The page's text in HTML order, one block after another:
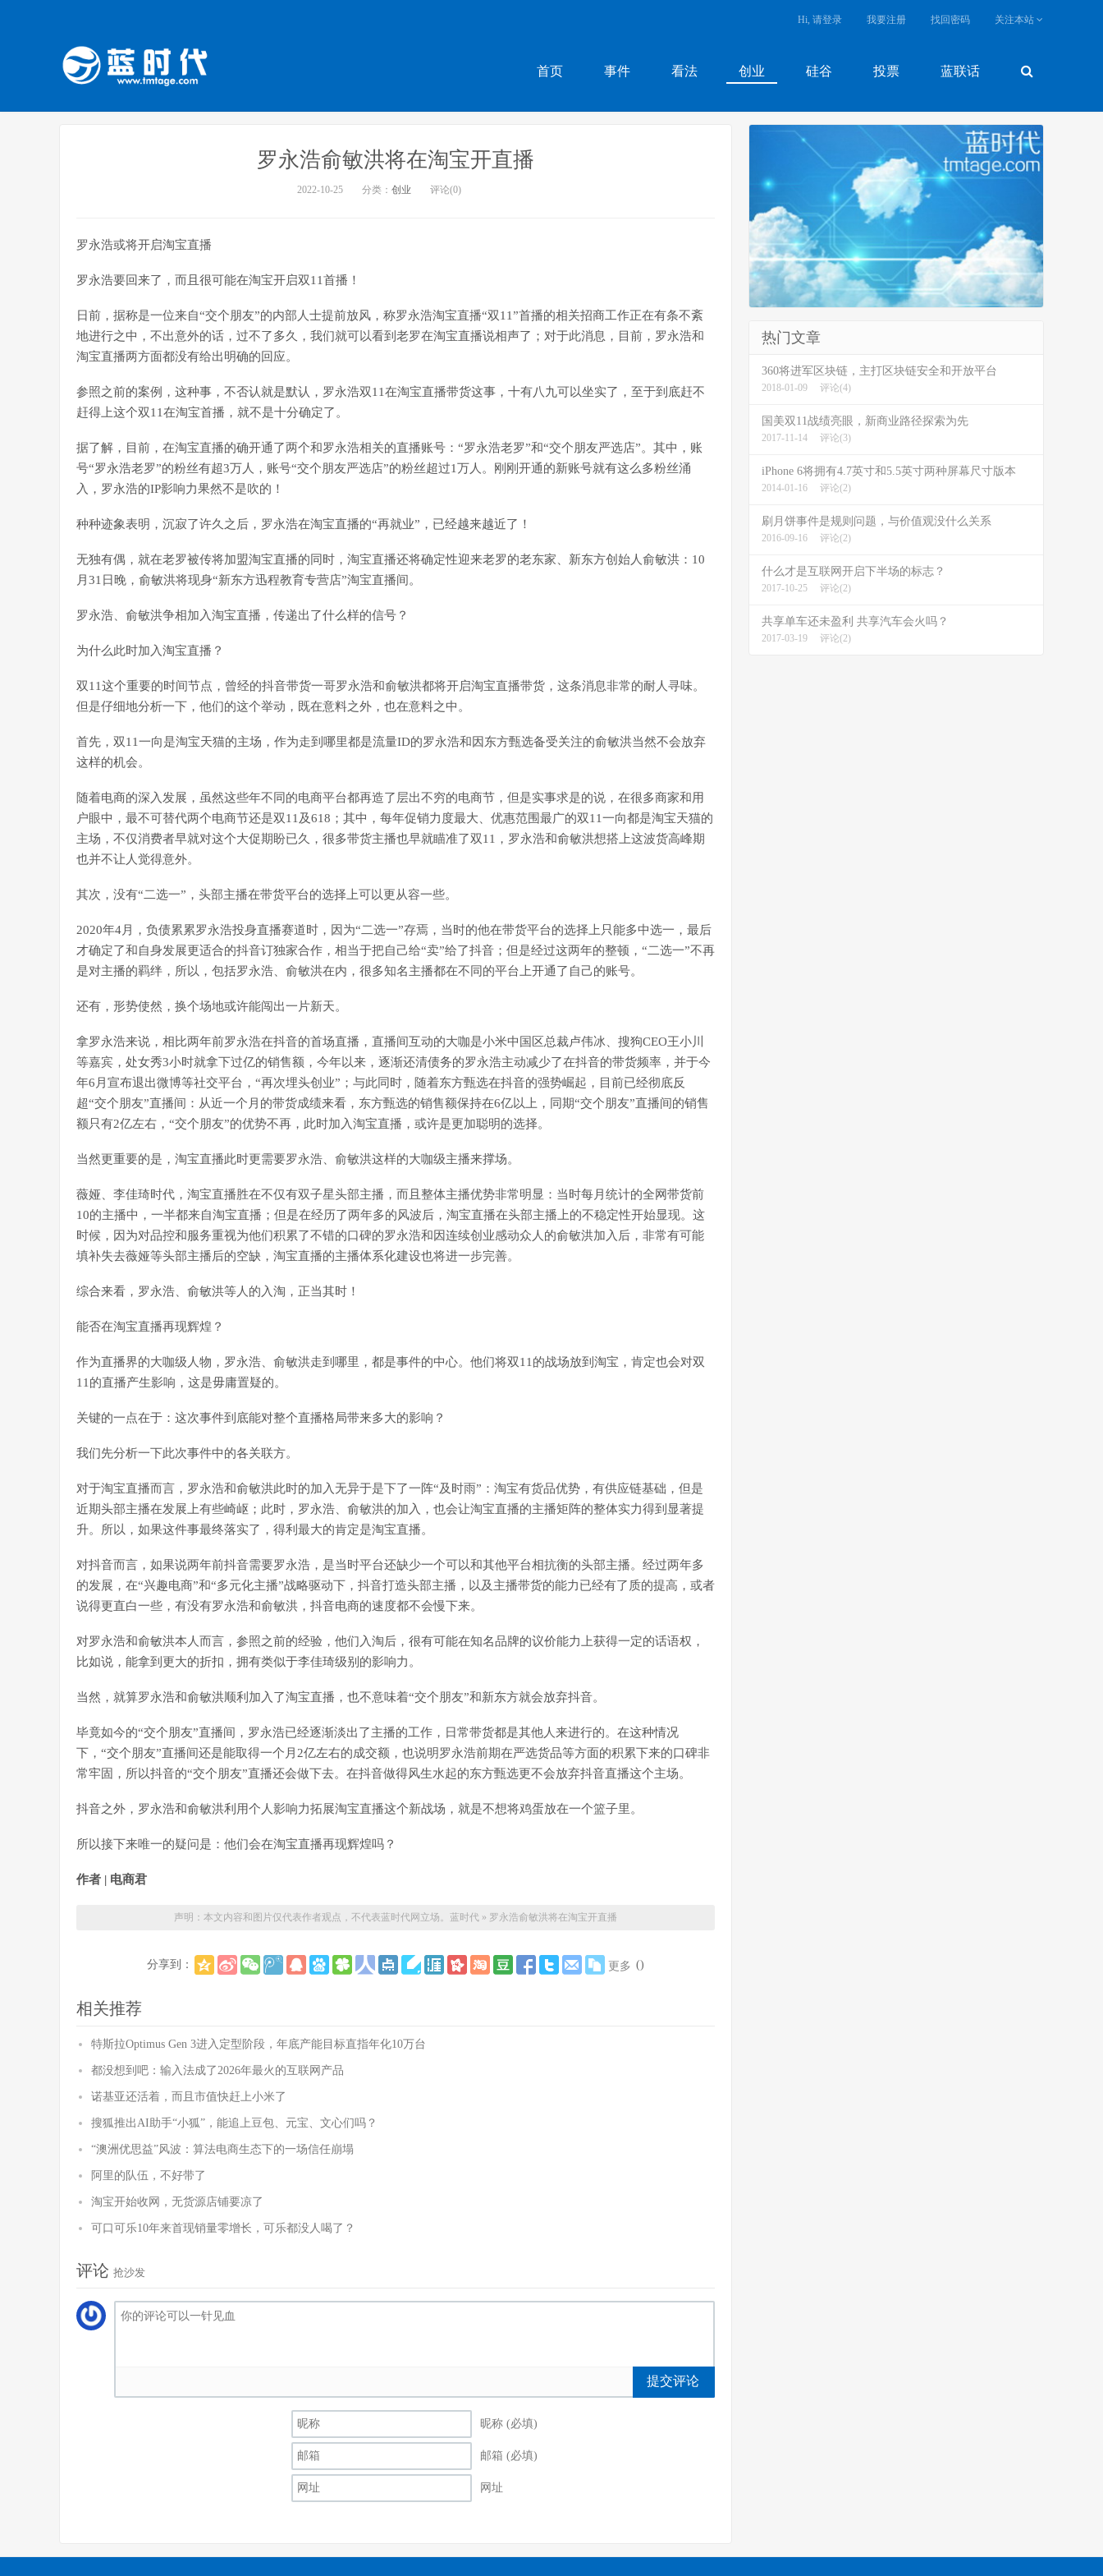
首页 事件 看法 创业 硅谷 投票 蓝联话
Hi, 请登录 我要注册 找回密码 关注本站
罗永浩俞敏洪将在淘宝开直播
2022-10-25 分类： 创业 评论(0)
罗永浩或将开启淘宝直播
罗永浩要回来了，而且很可能在淘宝开启双11首播！
日前，据称是一位来自“交个朋友”的内部人士提前放风，称罗永浩淘宝直播“双11”首播的相关招商工作正在有条不紊
地进行之中，不出意外的话，过不了多久，我们就可以看到老罗在淘宝直播说相声了；对于此消息，目前，罗永浩和
淘宝直播两方面都没有给出明确的回应。
参照之前的案例，这种事，不否认就是默认，罗永浩双11在淘宝直播带货这事，十有八九可以坐实了，至于到底赶不
赶得上这个双11在淘宝首播，就不是十分确定了。
据了解，目前，在淘宝直播的确开通了两个和罗永浩相关的直播账号：“罗永浩老罗”和“交个朋友严选店”。其中，账
号“罗永浩老罗”的粉丝有超3万人，账号“交个朋友严选店”的粉丝超过1万人。刚刚开通的新账号就有这么多粉丝涌
入，罗永浩的IP影响力果然不是吹的！
种种迹象表明，沉寂了许久之后，罗永浩在淘宝直播的“再就业”，已经越来越近了！
无独有偶，就在老罗被传将加盟淘宝直播的同时，淘宝直播还将确定性迎来老罗的老东家、新东方创始人俞敏洪：10
月31日晚，俞敏洪将现身“新东方迅程教育专营店”淘宝直播间。
罗永浩、俞敏洪争相加入淘宝直播，传递出了什么样的信号？
为什么此时加入淘宝直播？
双11这个重要的时间节点，曾经的抖音带货一哥罗永浩和俞敏洪都将开启淘宝直播带货，这条消息非常的耐人寻味。
但是仔细地分析一下，他们的这个举动，既在意料之外，也在意料之中。
首先，双11一向是淘宝天猫的主场，作为走到哪里都是流量ID的罗永浩和因东方甄选备受关注的俞敏洪当然不会放弃
这样的机会。
随着电商的深入发展，虽然这些年不同的电商平台都再造了层出不穷的电商节，但是实事求是的说，在很多商家和用
户眼中，最不可替代两个电商节还是双11及618；其中，每年促销力度最大、优惠范围最广的双11一向都是淘宝天猫的
主场，不仅消费者早就对这个大促期盼已久，很多带货主播也早就瞄准了双11，罗永浩和俞敏洪想搭上这波货高峰期
也并不让人觉得意外。
其次，没有“二选一”，头部主播在带货平台的选择上可以更从容一些。
2020年4月，负债累累罗永浩投身直播赛道时，因为“二选一”存焉，当时的他在带货平台的选择上只能多中选一，最后
才确定了和自身发展更适合的抖音订独家合作，相当于把自己给“卖”给了抖音；但是经过这两年的整顿，“二选一”不再
是对主播的羁绊，所以，包括罗永浩、俞敏洪在内，很多知名主播都在不同的平台上开通了自己的账号。
还有，形势使然，换个场地或许能闯出一片新天。
拿罗永浩来说，相比两年前罗永浩在抖音的首场直播，直播间互动的大咖是小米中国区总裁卢伟冰、搜狗CEO王小川
等嘉宾，处女秀3小时就拿下过亿的销售额，今年以来，逐渐还清债务的罗永浩主动减少了在抖音的带货频率，并于今
年6月宣布退出微博等社交平台，“再次埋头创业”；与此同时，随着东方甄选在抖音的强势崛起，目前已经彻底反
超“交个朋友”直播间：从近一个月的带货成绩来看，东方甄选的销售额保持在6亿以上，同期“交个朋友”直播间的销售
额只有2亿左右，“交个朋友”的优势不再，此时加入淘宝直播，或许是更加聪明的选择。
当然更重要的是，淘宝直播此时更需要罗永浩、俞敏洪这样的大咖级主播来撑场。
薇娅、李佳琦时代，淘宝直播胜在不仅有双子星头部主播，而且整体主播优势非常明显：当时每月统计的全网带货前
10的主播中，一半都来自淘宝直播；但是在经历了两年多的风波后，淘宝直播在头部主播上的不稳定性开始显现。这
时候，因为对品控和服务重视为他们积累了不错的口碑的罗永浩和因连续创业感动众人的俞敏洪加入后，非常有可能
填补失去薇娅等头部主播后的空缺，淘宝直播的主播体系化建设也将进一步完善。
综合来看，罗永浩、俞敏洪等人的入淘，正当其时！
能否在淘宝直播再现辉煌？
作为直播界的大咖级人物，罗永浩、俞敏洪走到哪里，都是事件的中心。他们将双11的战场放到淘宝，肯定也会对双
11的直播产生影响，这是毋庸置疑的。
关键的一点在于：这次事件到底能对整个直播格局带来多大的影响？
我们先分析一下此次事件中的各关联方。
对于淘宝直播而言，罗永浩和俞敏洪此时的加入无异于是下了一阵“及时雨”：淘宝有货品优势，有供应链基础，但是
近期头部主播在发展上有些崎岖；此时，罗永浩、俞敏洪的加入，也会让淘宝直播的主播矩阵的整体实力得到显著提
升。所以，如果这件事最终落实了，得利最大的肯定是淘宝直播。
对抖音而言，如果说两年前抖音需要罗永浩，是当时平台还缺少一个可以和其他平台相抗衡的头部主播。经过两年多
的发展，在“兴趣电商”和“多元化主播”战略驱动下，抖音打造头部主播，以及主播带货的能力已经有了质的提高，或者
说得更直白一些，有没有罗永浩和俞敏洪，抖音电商的速度都不会慢下来。
对罗永浩和俞敏洪本人而言，参照之前的经验，他们入淘后，很有可能在知名品牌的议价能力上获得一定的话语权，
比如说，能拿到更大的折扣，拥有类似于李佳琦级别的影响力。
当然，就算罗永浩和俞敏洪顺利加入了淘宝直播，也不意味着“交个朋友”和新东方就会放弃抖音。
毕竟如今的“交个朋友”直播间，罗永浩已经逐渐淡出了主播的工作，日常带货都是其他人来进行的。在这种情况
下，“交个朋友”直播间还是能取得一个月2亿左右的成交额，也说明罗永浩前期在严选货品等方面的积累下来的口碑非
常牢固，所以抖音的“交个朋友”直播还会做下去。在抖音做得风生水起的东方甄选更不会放弃抖音直播这个主场。
抖音之外，罗永浩和俞敏洪利用个人影响力拓展淘宝直播这个新战场，就是不想将鸡蛋放在一个篮子里。
所以接下来唯一的疑问是：他们会在淘宝直播再现辉煌吗？
作者 | 电商君
声明：本文内容和图片仅代表作者观点，不代表蓝时代网立场。 蓝时代 » 罗永浩俞敏洪将在淘宝开直播
分享到： 更多 ()
相关推荐
特斯拉Optimus Gen 3进入定型阶段，年底产能目标直指年化10万台
都没想到吧：输入法成了2026年最火的互联网产品
诺基亚还活着，而且市值快赶上小米了
搜狐推出AI助手“小狐”，能追上豆包、元宝、文心们吗？
“澳洲优思益”风波：算法电商生态下的一场信任崩塌
阿里的队伍，不好带了
淘宝开始收网，无货源店铺要凉了
可口可乐10年来首现销量零增长，可乐都没人喝了？
评论 抢沙发
提交评论
昵称 (必填)
邮箱 (必填)
网址
热门文章
360将进军区块链，主打区块链安全和开放平台
2018-01-09 评论(4)
国美双11战绩亮眼，新商业路径探索为先
2017-11-14 评论(3)
iPhone 6将拥有4.7英寸和5.5英寸两种屏幕尺寸版本
2014-01-16 评论(2)
刷月饼事件是规则问题，与价值观没什么关系
2016-09-16 评论(2)
什么才是互联网开启下半场的标志？
2017-10-25 评论(2)
共享单车还未盈利 共享汽车会火吗？
2017-03-19 评论(2)